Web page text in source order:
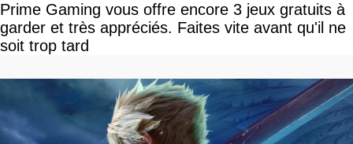
Prime Gaming vous offre encore 3 jeux gratuits à
garder et très appréciés. Faites vite avant qu'il ne
soit trop tard